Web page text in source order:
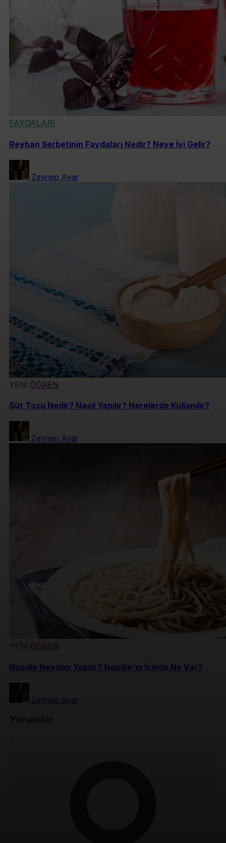
FAYDALARI
Reyhan Şerbetinin Faydaları Nedir? Neye İyi Gelir?
Zeynep Ayar
YENİ ÖĞREN
Süt Tozu Nedir? Nasıl Yapılır? Nerelerde Kullanılır?
Zeynep Ayar
ÖĞREN
Noodle Neyden Yapılır? Noodle'ın İçinde Ne Var?
Zeynep Ayar